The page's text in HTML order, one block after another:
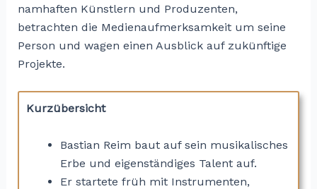
namhaften Künstlern und Produzenten,
betrachten die Medienaufmerksamkeit um seine
Person und wagen einen Ausblick auf zukünftige
Projekte.
Kurzübersicht
Bastian Reim baut auf sein musikalisches
Erbe und eigenständiges Talent auf.
Er startete früh mit Instrumenten,